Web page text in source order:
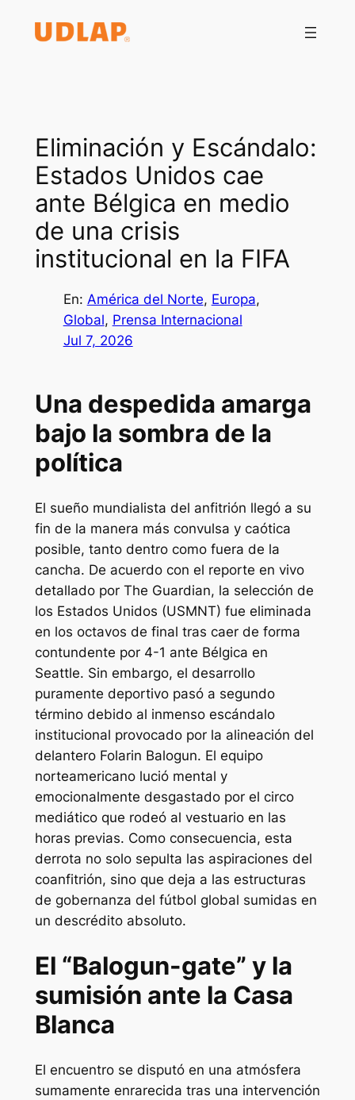
Eliminación y Escándalo:
Estados Unidos cae
ante Bélgica en medio
de una crisis
institucional en la FIFA
En: América del Norte, Europa
Global, Prensa Internacional
Jul 7, 2026
Una despedida amarga
bajo la sombra de la
política
El sueño mundialista del anfitrión llegó a su
fin de la manera más convulsa y caótica
posible, tanto dentro como fuera de la
cancha. De acuerdo con el reporte en vivo
detallado por The Guardian, la selección de
los Estados Unidos (USMNT) fue eliminada
en los octavos de final tras caer de forma
contundente por 4-1 ante Bélgica en
Seattle. Sin embargo, el desarrollo
puramente deportivo pasó a segundo
término debido al inmenso escándalo
institucional provocado por la alineación del
delantero Folarin Balogun. El equipo
norteamericano lució mental y
emocionalmente desgastado por el circo
mediático que rodeó al vestuario en las
horas previas. Como consecuencia, esta
derrota no solo sepulta las aspiraciones del
coanfitrión, sino que deja a las estructuras
de gobernanza del fútbol global sumidas en
un descrédito absoluto.
El “Balogun-gate” y la
sumisión ante la Casa
Blanca
El encuentro se disputó en una atmósfera
sumamente enrarecida tras una intervención